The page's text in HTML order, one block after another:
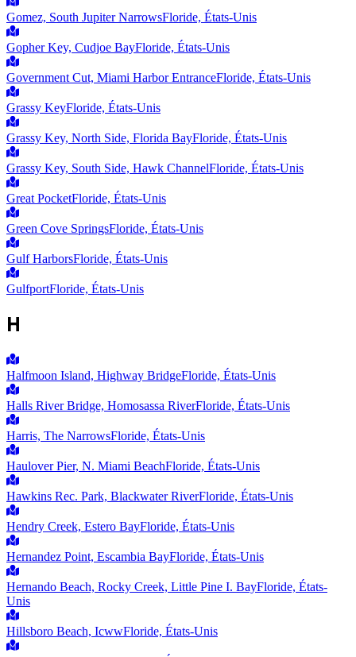
Gomez, South Jupiter NarrowsFloride, États-Unis
Gopher Key, Cudjoe BayFloride, États-Unis
Government Cut, Miami Harbor EntranceFloride, États-Unis
Grassy KeyFloride, États-Unis
Grassy Key, North Side, Florida BayFloride, États-Unis
Grassy Key, South Side, Hawk ChannelFloride, États-Unis
Great PocketFloride, États-Unis
Green Cove SpringsFloride, États-Unis
Gulf HarborsFloride, États-Unis
GulfportFloride, États-Unis
H
Halfmoon Island, Highway BridgeFloride, États-Unis
Halls River Bridge, Homosassa RiverFloride, États-Unis
Harris, The NarrowsFloride, États-Unis
Haulover Pier, N. Miami BeachFloride, États-Unis
Hawkins Rec. Park, Blackwater RiverFloride, États-Unis
Hendry Creek, Estero BayFloride, États-Unis
Hernandez Point, Escambia BayFloride, États-Unis
Hernando Beach, Rocky Creek, Little Pine I. BayFloride, États-
Unis
Hillsboro Beach, IcwwFloride, États-Unis